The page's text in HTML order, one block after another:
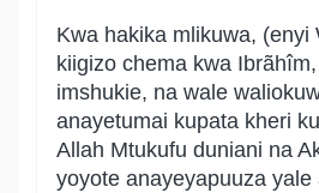
Kwa hakika mlikuwa, (enyi
kiigizo chema kwa
imshukie, na wale
anayetumai kupata kheri
Allah Mtukufu duniani na
yoyote anayeyapuuza yale